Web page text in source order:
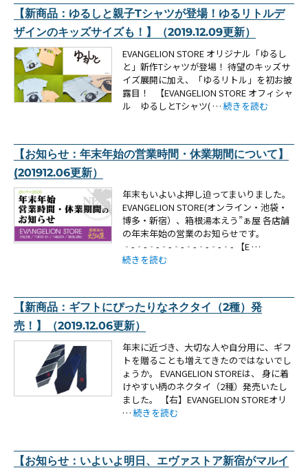
【新商品：ゆるしと親子Tシャツが登場！ゆるリトルデ
ザインのキッズサイズも！】（2019.12.09更新）
EVANGELION STORE オリジナル「ゆるし
と」新作Tシャツが登場！ 待望のキッズサ
イズ展開に加え、「ゆるリトル」を初お披
露目！ 【EVANGELION STORE オフィシャ
ル ゆるしとTシャツ( … “【新商品：ゆるし
続きを読む
【お知らせ：年末年始の営業時間・休業期間について】
(201912.06更新）
年末もいよいよ押し迫ってまいりました。
EVANGELION STORE(オンライン・池袋・
博多・新宿）、箱根湯本えう”ぁ屋 各店舗
の年末年始の営業のお知らせです。
‐-‐-‐-‐-‐-‐-‐-‐-‐- 【E …
“【お知らせ：年末年始の営業時間・休業期
続きを読む
【新商品：ギフトにぴったりなネクタイ（2種）発
売！】（2019.12.06更新）
年末に近づき、大切な人や自分用に、ギフ
トを贈ることも増えてきたのではないでし
ょうか。 EVANGELION STOREは、 身に着
けやすい柄のネクタイ（2種）発売いたし
ました。 【右】EVANGELION STOREオリ
… “【新商品：ギフトにぴったりなネクタイ
続きを読む
【お知らせ：いよいよ明日、エヴァストア新宿がマルイ